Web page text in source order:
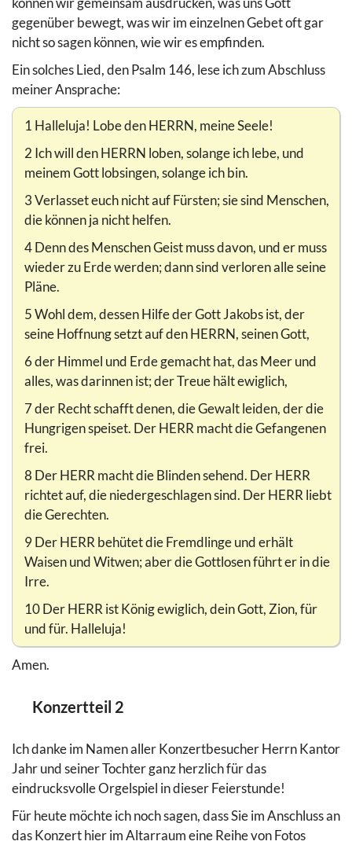
gegenüber bewegt, was wir im einzelnen Gebet oft gar
nicht so sagen können, wie wir es empfinden.
Ein solches Lied, den Psalm 146, lese ich zum Abschluss
meiner Ansprache:
1 Halleluja! Lobe den HERRN, meine Seele!
2 Ich will den HERRN loben, solange ich lebe, und
meinem Gott lobsingen, solange ich bin.
3 Verlasset euch nicht auf Fürsten; sie sind Menschen,
die können ja nicht helfen.
4 Denn des Menschen Geist muss davon, und er muss
wieder zu Erde werden; dann sind verloren alle seine
Pläne.
5 Wohl dem, dessen Hilfe der Gott Jakobs ist, der
seine Hoffnung setzt auf den HERRN, seinen Gott,
6 der Himmel und Erde gemacht hat, das Meer und
alles, was darinnen ist; der Treue hält ewiglich,
7 der Recht schafft denen, die Gewalt leiden, der die
Hungrigen speiset. Der HERR macht die Gefangenen
frei.
8 Der HERR macht die Blinden sehend. Der HERR
richtet auf, die niedergeschlagen sind. Der HERR liebt
die Gerechten.
9 Der HERR behütet die Fremdlinge und erhält
Waisen und Witwen; aber die Gottlosen führt er in die
Irre.
10 Der HERR ist König ewiglich, dein Gott, Zion, für
und für. Halleluja!
Amen.
Konzertteil 2
Ich danke im Namen aller Konzertbesucher Herrn Kantor
Jahr und seiner Tochter ganz herzlich für das
eindrucksvolle Orgelspiel in dieser Feierstunde!
Für heute möchte ich noch sagen, dass Sie im Anschluss an
das Konzert hier im Altarraum eine Reihe von Fotos